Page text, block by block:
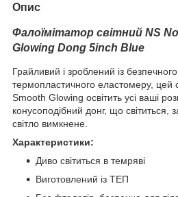
Опис
Фалоїмітатор світний NS
Glowing Dong 5inch Blue
Грайливий і зроблений із
термопластичного еластомеру, цей
Smooth Glowing освітить усі ваші
конусоподібний донг, що світиться,
світло вимкнене.
Характеристики:
Диво світиться в темряві
Виготовлений із ТЕП